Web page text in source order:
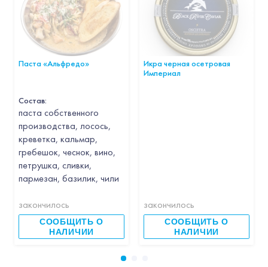
Паста «Альфредо»
Состав:
паста собственного
производства, лосось,
креветка, кальмар,
гребешок, чеснок, вино,
петрушка, сливки,
пармезан, базилик, чили
закончилось
СООБЩИТЬ О
НАЛИЧИИ
Икра черная осетровая
Империал
закончилось
СООБЩИТЬ О
НАЛИЧИИ